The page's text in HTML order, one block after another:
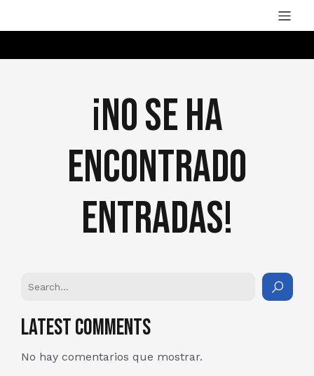
Latest Comments
No hay comentarios que mostrar.
¡No se ha
encontrado
Entradas!